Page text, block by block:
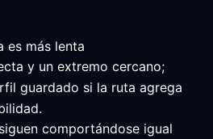
es más lenta
y un extremo cercano;
guardado si la ruta agrega
comportándose igual